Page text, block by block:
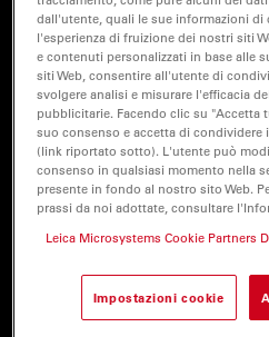
dall'utente, quali le sue informazioni
l'esperienza di fruizione dei nostri siti
e contenuti personalizzati in base alle
siti Web, consentire all'utente di
svolgere analisi e misurare l'efficacia
pubblicitarie. Facendo clic su "Accetta
suo consenso e accetta di
(link riportato sotto). L'utente può
consenso in qualsiasi momento nella
presente in fondo al nostro sito Web.
prassi da noi adottate, consultare
Leica Microsystems Cookie Partners
Impostazioni cookie